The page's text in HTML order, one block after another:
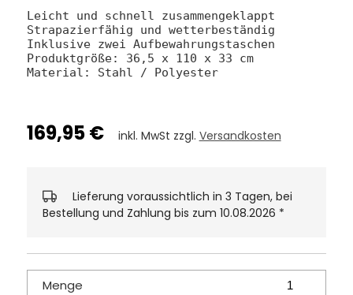
Leicht und schnell zusammengeklappt
Strapazierfähig und wetterbeständig
Inklusive zwei Aufbewahrungstaschen
Produktgröße: 36,5 x 110 x 33 cm
Material: Stahl / Polyester
169,95 € inkl. MwSt zzgl. Versandkosten
Lieferung voraussichtlich in 3 Tagen, bei
Bestellung und Zahlung bis zum 10.08.2026 *
Menge